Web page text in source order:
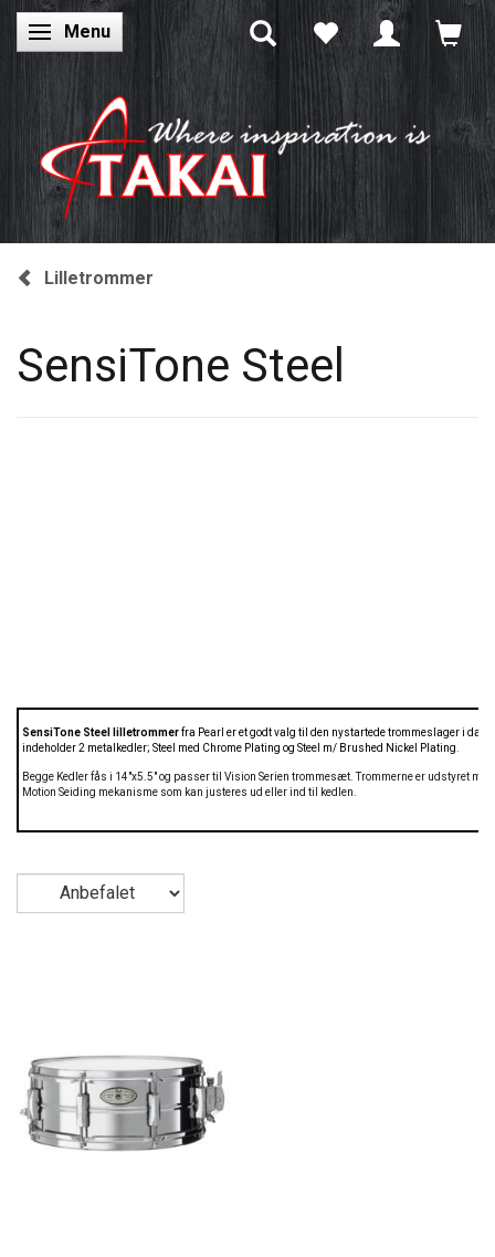
Skifte navigation
Menu
Lilletrommer
SensiTone Steel
SensiTone Steel lilletrommerfra Pearl er et godt valg til den nystartede trommeslager i dag.
indeholder 2 metalkedler; Steel med Chrome Plating og Steel m/ Brushed Nickel Plating
Begge Kedler fås i 14"x5.5" og passer til Vision Serien trommesæt. Trommerne er udstyret med
Motion Seiding mekanisme som kan justeres ud eller ind til kedlen.